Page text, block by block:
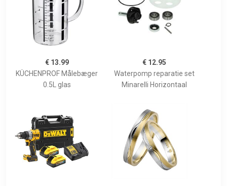
€ 13.99
KÜCHENPROF Målebæger
0.5L glas
€ 12.95
Waterpomp reparatie set
Minarelli Horizontaal